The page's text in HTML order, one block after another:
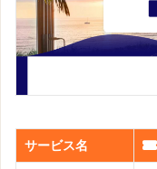
サービス名